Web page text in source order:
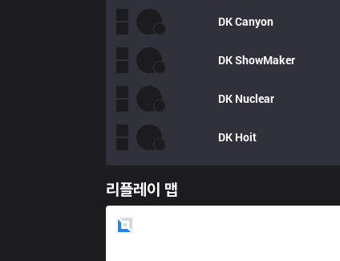
DKCanyon
DKShowMaker
DK Nuclear
DK Hoit
리플레이 맵